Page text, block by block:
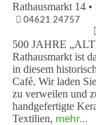
Rathausmarkt 14 •
04621 24757
500 JAHRE
Rathausmarkt ist
in diesem
Café. Wir laden
zu verweilen und
handgefertigte
Textilien, mehr...